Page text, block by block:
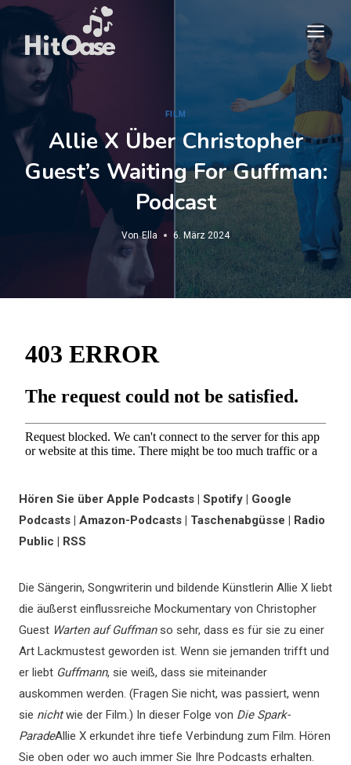
Zum
springen
FILM
Allie X Über Christopher
Guest’s Waiting For Guffman:
Podcast
Von Ella 6. März 2024
Hören Sie über Apple Podcasts | Spotify | Google
Podcasts | Amazon-Podcasts | Taschenabgüsse | Radio
Public | RSS
Die Sängerin, Songwriterin und bildende Künstlerin Allie X liebt
die äußerst einflussreiche Mockumentary von Christopher
Guest Warten auf Guffmanso sehr, dass es für sie zu einer
Art Lackmustest geworden ist. Wenn sie jemanden trifft und
er liebt Guffmann, sie weiß, dass sie miteinander
auskommen werden. (Fragen Sie nicht, was passiert, wenn
sie nicht wie der Film.) In dieser Folge von Die Spark-
ParadeAllie X erkundet ihre tiefe Verbindung zum Film. Hören
Sie oben oder wo auch immer Sie Ihre Podcasts erhalten.